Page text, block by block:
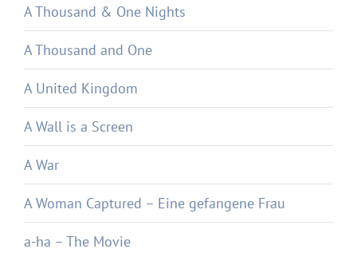
A Thousand & One Nights
A Thousand and One
A United Kingdom
A Wall is a Screen
A War
A Woman Captured – Eine gefangene Frau
a-ha – The Movie